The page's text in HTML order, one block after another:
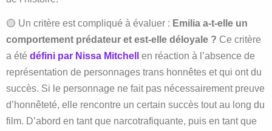
🟡 Un critère est compliqué à évaluer : Emilia a-t-elle un
comportement prédateur et est-elle déloyale ? Ce critère
a été défini par Nissa Mitchell
en réaction à l’absence de
représentation de personnages trans honnêtes et qui ont du
succès. Si le personnage ne fait pas nécessairement preuve
d’honnêteté, elle rencontre un certain succès tout au long du
film. D’abord en tant que narcotrafiquante, puis en tant que